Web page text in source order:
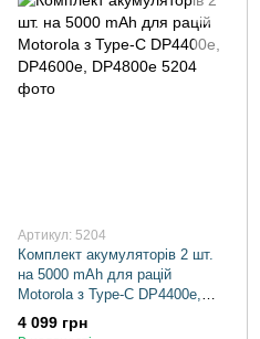
Артикул: 5204
Комплект акумуляторів 2 шт.
на 5000 mAh для рацій
Motorola з Type-C DP4400e,
DP4600e, DP4800e
4 099 грн